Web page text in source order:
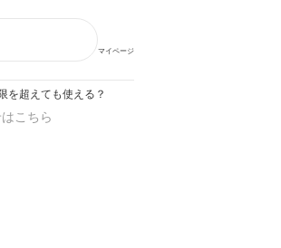
マイページ
を超えても使える？
こちら